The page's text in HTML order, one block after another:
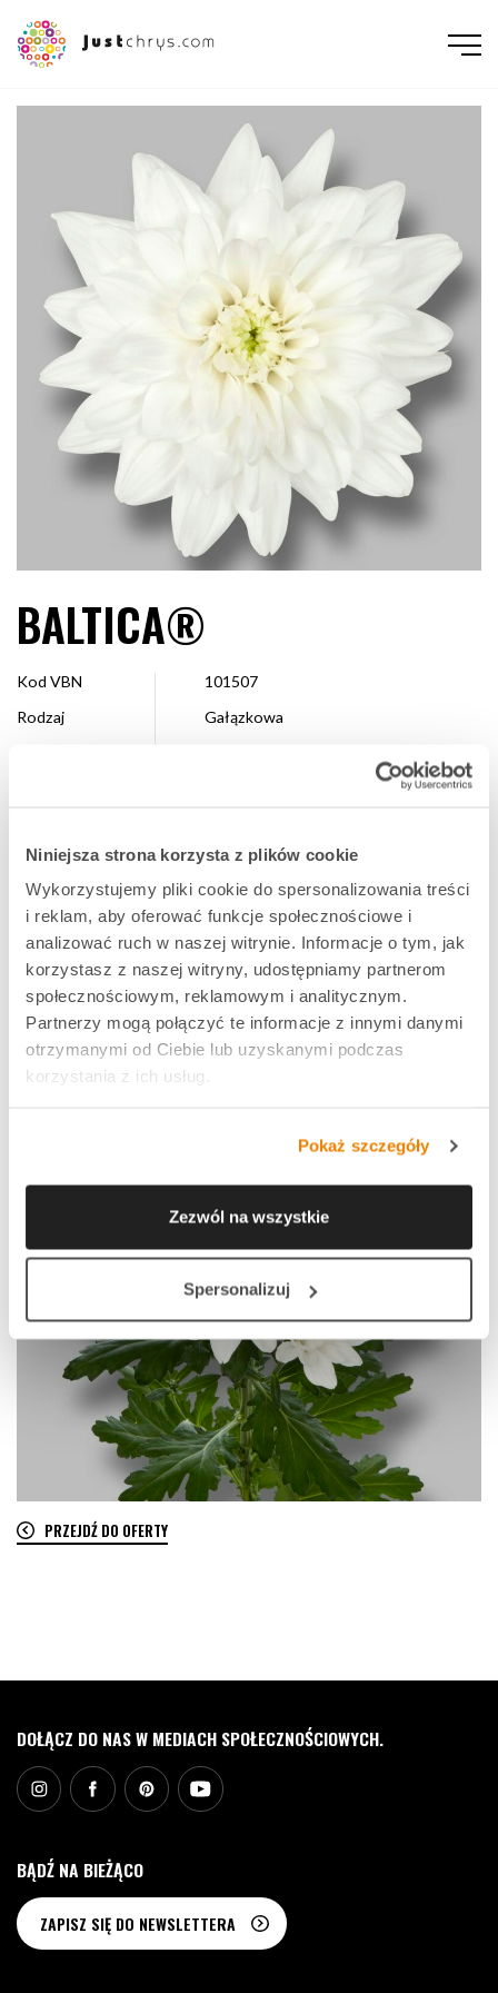
Niniejsza strona korzysta z plików cookie
Wykorzystujemy pliki cookie do spersonalizowania treści
i reklam, aby oferować funkcje społecznościowe i
analizować ruch w naszej witrynie. Informacje o tym, jak
korzystasz z naszej witryny, udostępniamy partnerom
społecznościowym, reklamowym i analitycznym.
Partnerzy mogą połączyć te informacje z innymi danymi
otrzymanymi od Ciebie lub uzyskanymi podczas
korzystania z ich usług.
Pokaż szczegóły
Zezwól na wszystkie
Spersonalizuj
NEDERLANDS FRANÇAIS РУССКИЙ
BALTICA®
Kod VBN
101507
Rodzaj
Gałązkowa
Hodowca
Deliflor Chrysanten
Dostępne
Cały sezon
ULUBIONA
PRZEJDŹ DO OFERTY
DOŁĄCZ DO NAS W MEDIACH SPOŁECZNOŚCIOWYCH.
BĄDŹ NA BIEŻĄCO
ZAPISZ SIĘ DO NEWSLETTERA